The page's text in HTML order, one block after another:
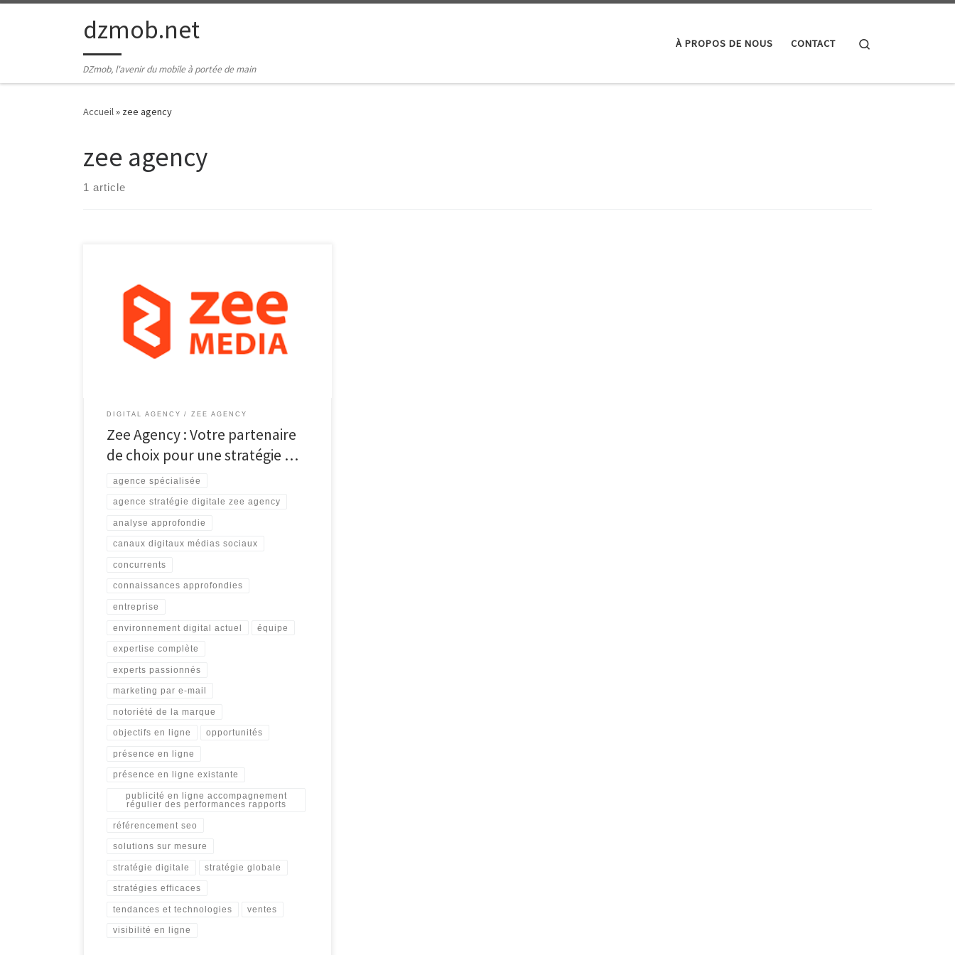
Passer au contenudzmob.net
DZmob, l'avenir du mobile à portée de main
À PROPOS DE NOUS CONTACT
Accueil» zee agency
zee agency
1 article
digitale gagnante Dans un monde de plus en plus
connecté, la présence en ligne est devenue
essentielle pour toute entreprise qui souhaite
prospérer. C’est là que Zee Agency entre en jeu. En
tant qu’agence spécialisée dans la stratégie digitale,
DIGITAL AGENCY ZEE AGENCY
Zee Agency : Votre partenaire
de choix pour une stratégie …
agence spécialisée
agence stratégie digitale zee agency
analyse approfondie
canaux digitaux médias sociaux
concurrents
connaissances approfondies
entreprise
environnement digital actuel équipe
expertise complète
experts passionnés
marketing par e-mail
notoriété de la marque
objectifs en ligne opportunités
présence en ligne
présence en ligne existante
publicité en ligne accompagnement
régulier des performances rapports
référencement seo
solutions sur mesure
stratégie digitale stratégie globale
stratégies efficaces
tendances et technologies ventes
visibilité en ligne